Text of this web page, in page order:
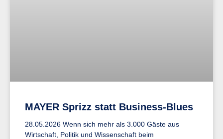
MAYER Sprizz statt Business-Blues
28.05.2026 Wenn sich mehr als 3.000 Gäste aus
Wirtschaft, Politik und Wissenschaft beim